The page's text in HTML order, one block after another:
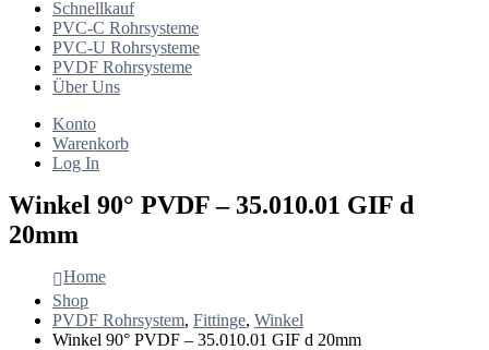
Schnellkauf
PVC-C Rohrsysteme
PVC-U Rohrsysteme
PVDF Rohrsysteme
Über Uns
Konto
Warenkorb
Log In
Winkel 90° PVDF – 35.010.01 GIF d
20mm
Home
Shop
PVDF Rohrsystem, Fittinge, Winkel
Winkel 90° PVDF – 35.010.01 GIF d 20mm